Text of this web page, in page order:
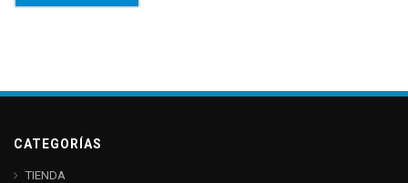
CATEGORÍAS
TIENDA